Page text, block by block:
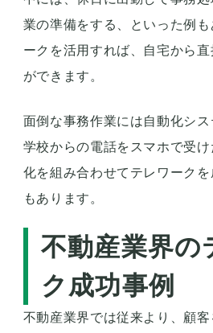
業の準備をする、といった例
ークを活用すれば、自宅から
ができます。
面倒な事務作業には自動化シス
学校からの電話をスマホで受
化を組み合わせてテレワーク
もあります。
不動産業界の
ク成功事例
不動産業界では従来より、顧